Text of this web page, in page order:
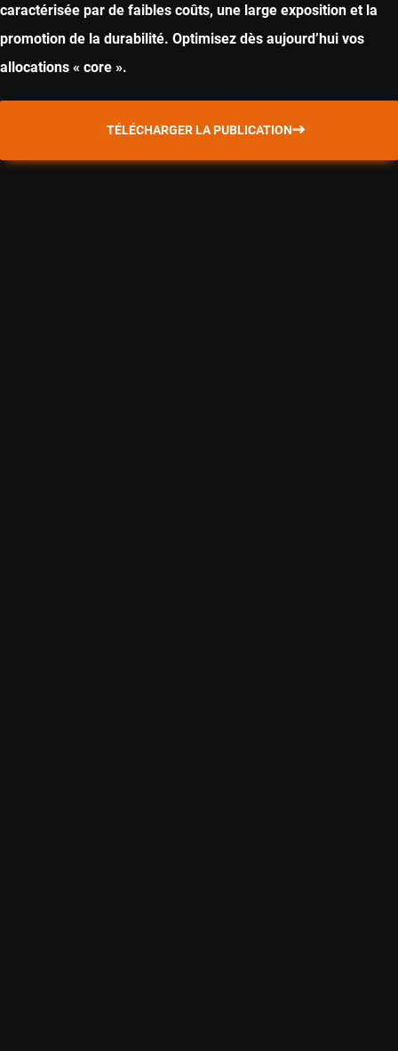
caractérisée par de faibles coûts, une large exposition et la
promotion de la durabilité. Optimisez dès aujourd’hui vos
allocations « core ».
TÉLÉCHARGER LA PUBLICATION